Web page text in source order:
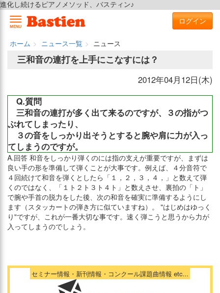
進化し続けるピアノメソッド、バスティン♪
MENU
ログイン
ホーム ニュース一覧
ニュース
三和音の連打を上手にこなすには？
2012年04月12日(木)
Q.質問
三和音の連打が多く出て来るのですが、３の指がつ
ぶれてしまったり、
３の音をしっかり出そうとすると腕や肩に力が入っ
てしまうのですが。
A.回答 和音をしっかり弾くのには指の支えが重要ですが、まずは
良い手の形を準備して弾くことが大事です。例えば、４分音符で
４回続けて和音を弾くとしたら「１，２，３，４，」と数えて弾
くのではなく、「１ト２ト３ト４ト」と数えさせ、裏拍の「ト」
で腕や手首の脱力をした後、次の和音を確実に準備するようにし
ます（スタッカートの弾き方に似ていますね）。 "はじめはゆっく
り"ですが、これが一番大切な事です。速く弾こうと思うから力が
入ってしまうのでしょう。
セミナー情報・新刊情報・コンクール課題曲情報 etc...